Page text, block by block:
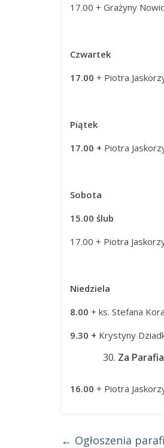
17.00 + Grażyny
Czwartek
17.00 + Piotra
Piątek
17.00 + Piotra
Sobota
15.00 ślub
17.00 + Piotra
Niedziela
8.00 + ks. Stefana
9.30 + Krystyny
Za
16.00 + Piotra
← Ogłoszenia